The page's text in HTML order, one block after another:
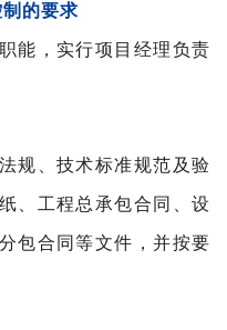
的要求
能，实行项目经理负责
规、技术标准规范及验
、工程总承包合同、设
包合同等文件，并按要